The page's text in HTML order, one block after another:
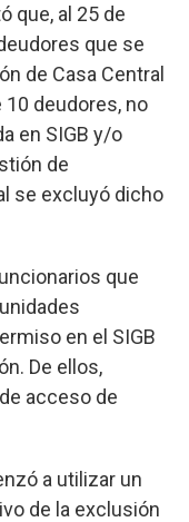
que, al 25 de
que se
de Casa Central
deudores, no
en SIGB y/o
de
se excluyó dicho
que
en el SIGB
De ellos,
acceso de
a utilizar un
de la exclusión